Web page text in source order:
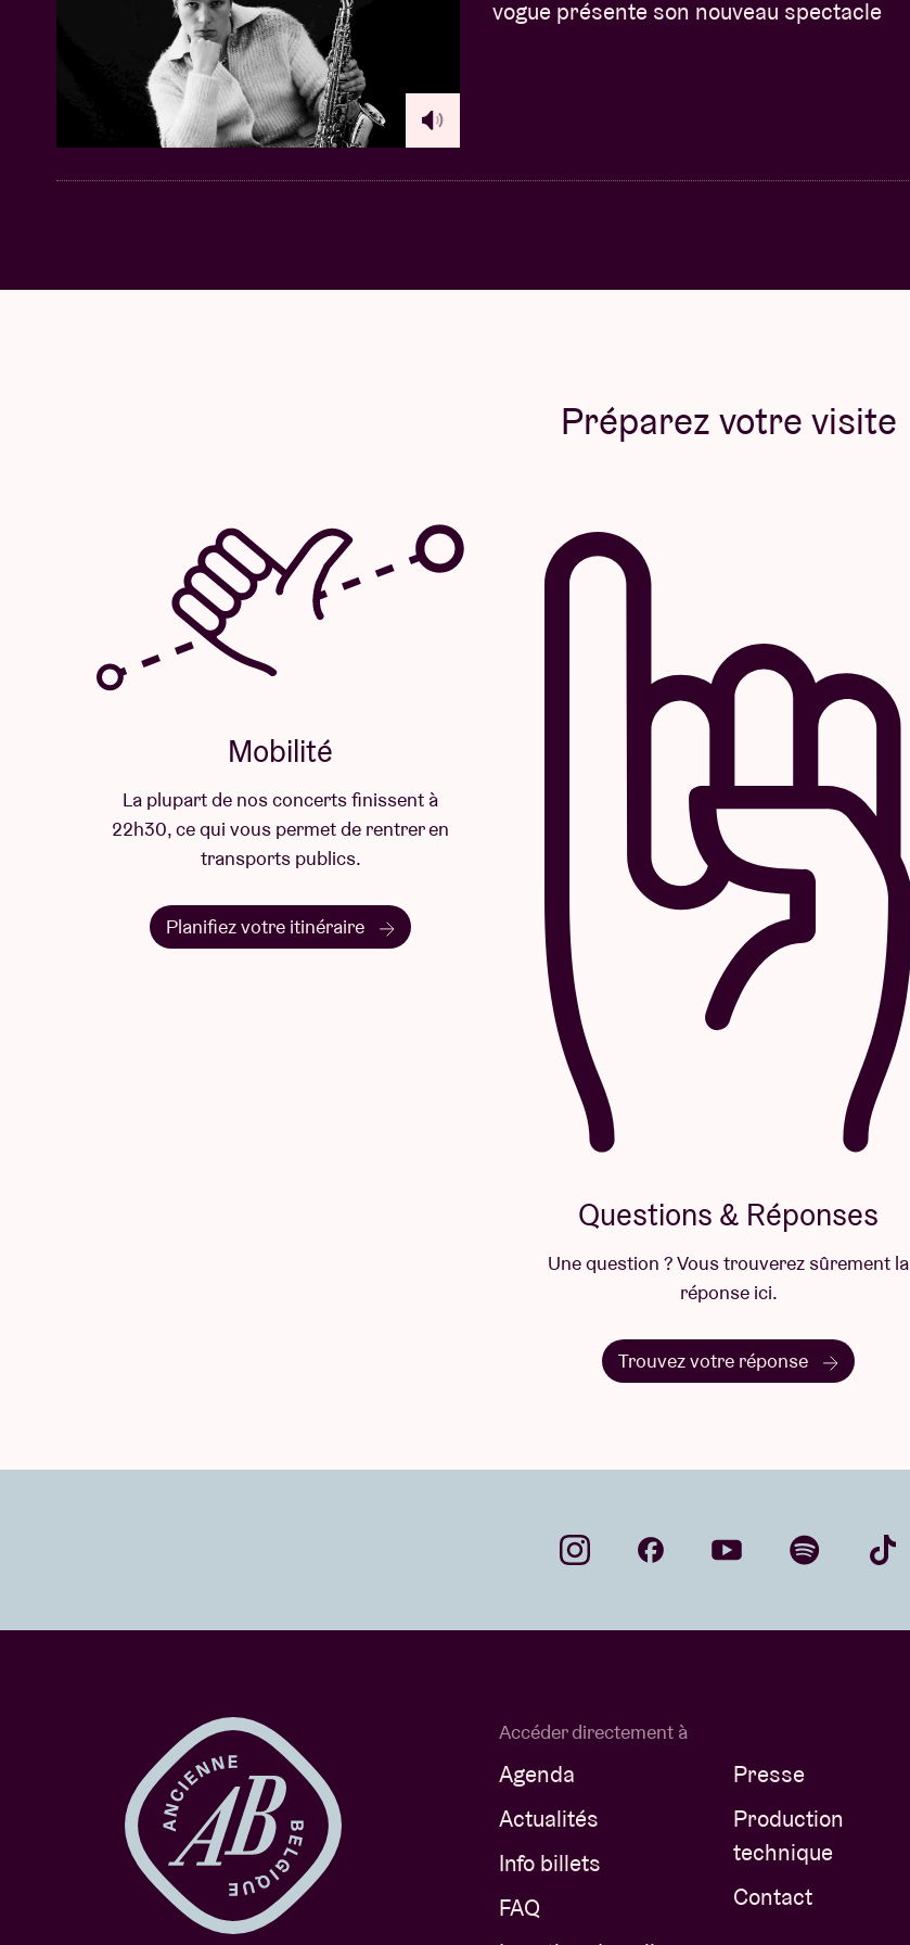
vogue présente son nouveau spectacle
Préparez votre visite
Mobilité
La plupart de nos concerts finissent à
22h30, ce qui vous permet de rentrer en
transports publics.
Planifiez votre itinéraire
Questions & Réponses
Une question ? Vous trouverez sûrement la
réponse ici.
Trouvez votre réponse
Accéder directement à
Agenda
Actualités
Info billets
FAQ
Presse
Production
technique
Contact